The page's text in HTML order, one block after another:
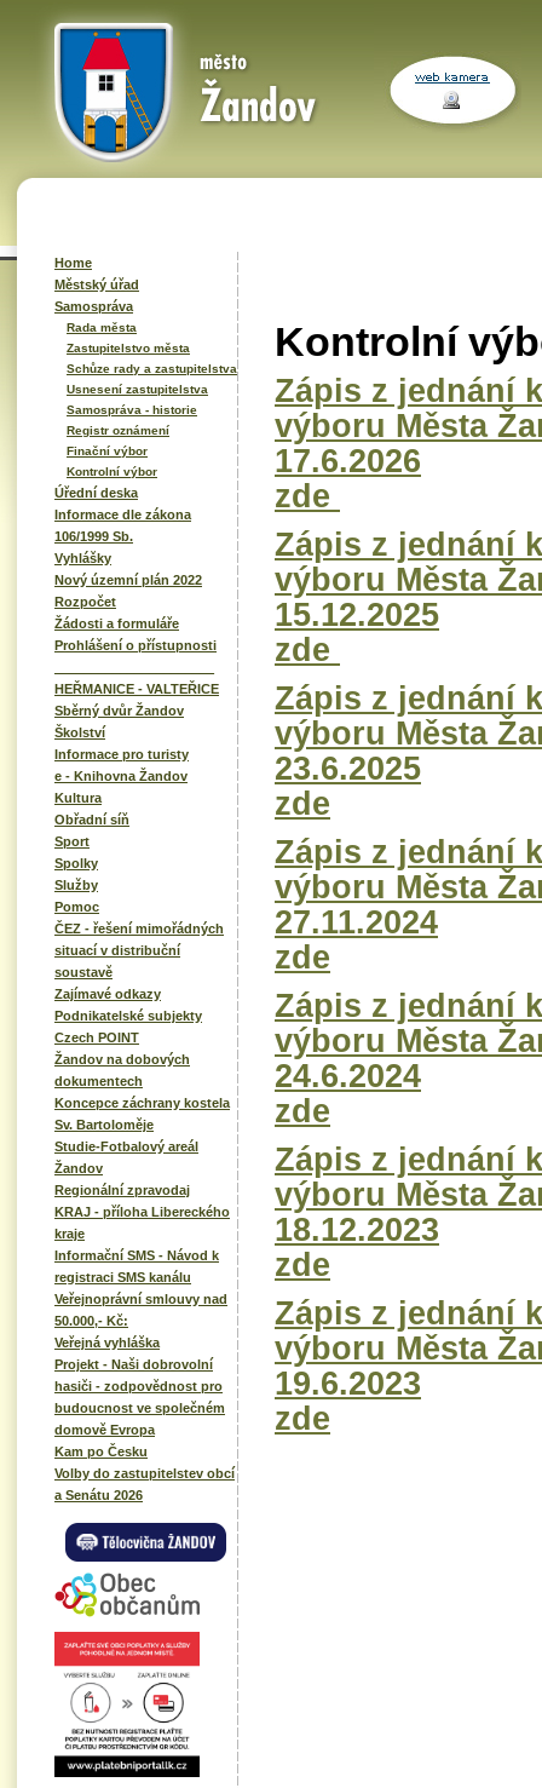
Home
Městský úřad
Samospráva
Rada města
Zastupitelstvo města
Schůze rady a zastupitelstva
Usnesení zastupitelstva
Samospráva - historie
Registr oznámení
Finační výbor
Kontrolní výbor
Úřední deska
Informace dle zákona
106/1999 Sb.
Vyhlášky
Nový územní plán 2022
Rozpočet
Žádosti a formuláře
Prohlášení o přístupnosti
HEŘMANICE - VALTEŘICE
Sběrný dvůr Žandov
Školství
Informace pro turisty
e - Knihovna Žandov
Kultura
Obřadní síň
Sport
Spolky
Služby
Pomoc
ČEZ - řešení mimořádných
situací v distribuční
soustavě
Zajímavé odkazy
Podnikatelské subjekty
Czech POINT
Žandov na dobových
dokumentech
Koncepce záchrany kostela
Sv. Bartoloměje
Studie-Fotbalový areál
Žandov
Regionální zpravodaj
KRAJ - příloha Libereckého
kraje
Informační SMS - Návod k
registraci SMS kanálu
Veřejnoprávní smlouvy nad
50.000,- Kč:
Veřejná vyhláška
Projekt - Naši dobrovolní
hasiči - zodpovědnost pro
budoucnost ve společném
domově Evropa
Kam po Česku
Volby do zastupitelstev obcí
a Senátu 2026
Kontrolní
Zápis z jednání
výboru Města
17.6.2026
zde
Zápis z jednání
výboru Města
15.12.2025
zde
Zápis z jednání
výboru Města
23.6.2025
zde
Zápis z jednání
výboru Města
27.11.2024
zde
Zápis z jednání
výboru Města
24.6.2024
zde
Zápis z jednání
výboru Města
18.12.2023
zde
Zápis z jednání
výboru Města
19.6.2023
zde